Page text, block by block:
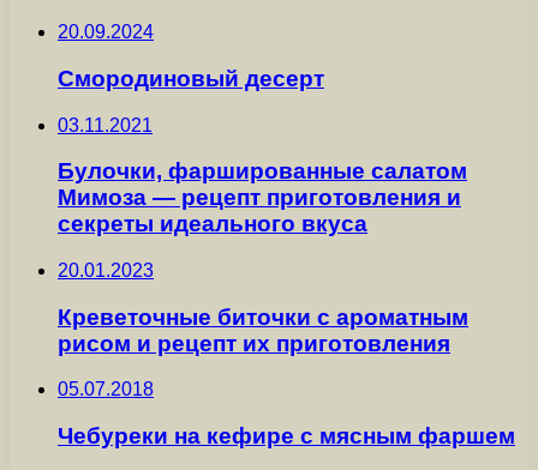
20.09.2024
Смородиновый десерт
03.11.2021
Булочки, фаршированные салатом
Мимоза — рецепт приготовления и
секреты идеального вкуса
20.01.2023
Креветочные биточки с ароматным
рисом и рецепт их приготовления
05.07.2018
Чебуреки на кефире с мясным фаршем